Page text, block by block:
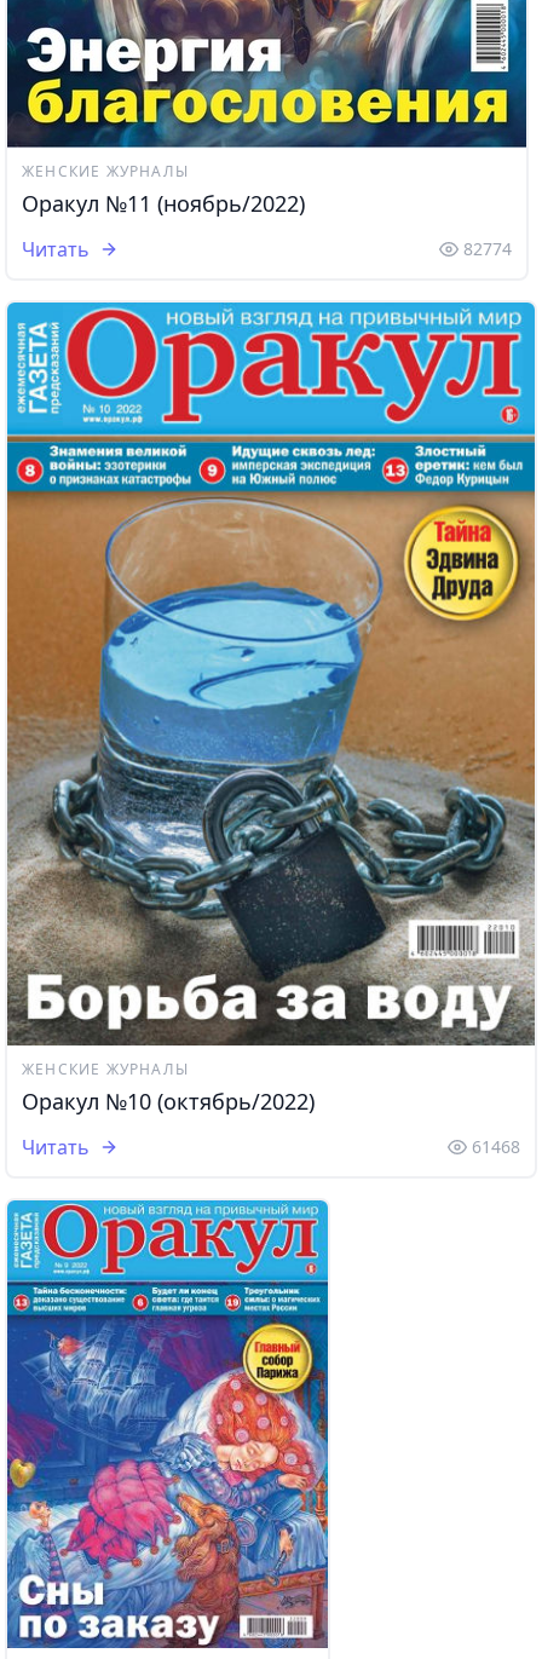
ЖЕНСКИЕ ЖУРНАЛЫ
Оракул №11 (ноябрь/2022)
Читать 82774
ЖЕНСКИЕ ЖУРНАЛЫ
Оракул №10 (октябрь/2022)
Читать 61468